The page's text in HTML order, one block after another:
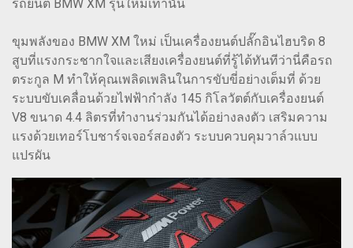
รถยนต์ BMW XM รุ่นใหม่เท่านั้น
ขุมพลังของ BMW XM ใหม่ เป็นเครื่องยนต์ปลั๊กอินไฮบริด 8
สูบที่แรงกระชากใจและเสียงเครื่องยนต์ที่รู้ได้ทันทีว่านี่คือรถ
ตระกูล M ทำให้คุณเพลิดเพลินในการขับขี่อย่างเต็มที่ ด้วย
ระบบขับเคลื่อนด้วยไฟฟ้ากำลัง 145 กิโลวัตต์กับเครื่องยนต์
V8 ขนาด 4.4 ลิตรที่ทำงานร่วมกันได้อย่างลงตัว เสริมความ
แรงด้วยเทอร์โบชาร์จเจอร์สองตัว ระบบควบคุมวาล์วแบบ
แปรผัน